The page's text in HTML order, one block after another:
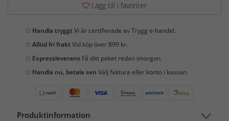
Lägg till i favoriter
Handla tryggtVi är certifierade av Trygg e-handel.
Alltid fri fraktVid köp över 899 kr.
Expressleverans Få ditt paket redan imorgon.
Handla nu, betala sen Välj faktura eller konto i kassan.
Produktinformation